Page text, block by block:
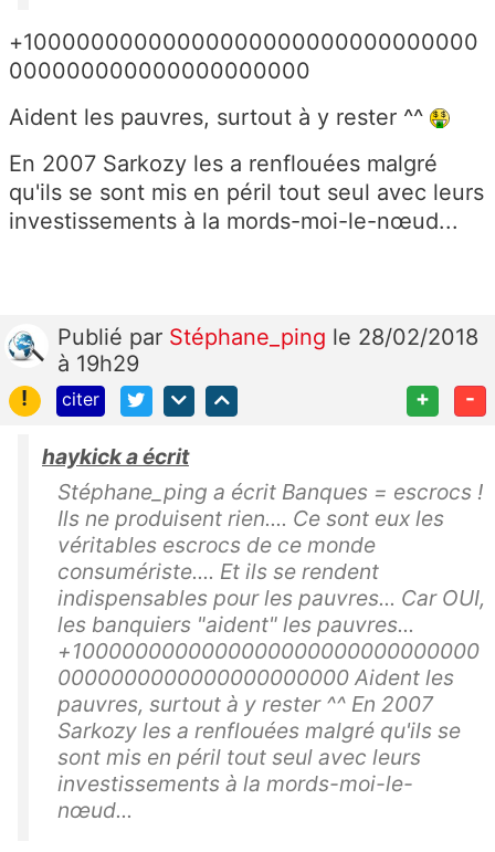
+10000000000000000000000000000000
000000000000000000000
Aident les pauvres, surtout à y rester ^^
En 2007 Sarkozy les a renflouées malgré
qu'ils se sont mis en péril tout seul avec leurs
investissements à la mords-moi-le-nœud...
Publié par Stéphane_ping le 28/02/2018
à 19h29
!
citer + -
haykick a écrit
Stéphane_ping a écrit Banques = escrocs !
Ils ne produisent rien.... Ce sont eux les
véritables escrocs de ce monde
consumériste.... Et ils se rendent
indispensables pour les pauvres... Car OUI,
les banquiers "aident" les pauvres...
+1000000000000000000000000000000
0000000000000000000000 Aident les
pauvres, surtout à y rester ^^ En 2007
Sarkozy les a renflouées malgré qu'ils se
sont mis en péril tout seul avec leurs
investissements à la mords-moi-le-
nœud...